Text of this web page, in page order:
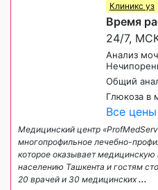
Клиникс уз
Время
24/7,
Анализ
Общий
Глюкоза в
Все цены
Медицинский центр
многопрофильное лечебно-
которое оказывает
населению Ташкента и гостям
20 врачей и 30 медицинских...